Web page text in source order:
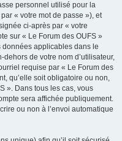
personnel utilisé pour la
« votre mot de passe »), et
ci-après par « votre
sur « Le Forum des OUFS »
applicables dans le
de votre nom d’utilisateur,
requise par « Le Forum des
qu’elle soit obligatoire ou non,
». Dans tous les cas, vous
sera affichée publiquement.
ou non à l’envoi automatique